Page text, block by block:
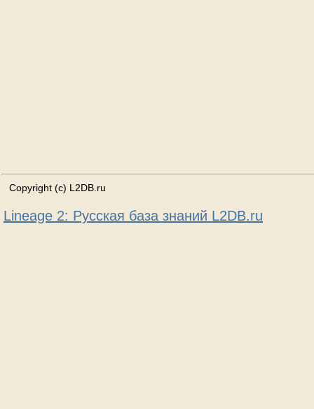
Copyright (c) L2DB.ru
Lineage 2: Русская база знаний L2DB.ru